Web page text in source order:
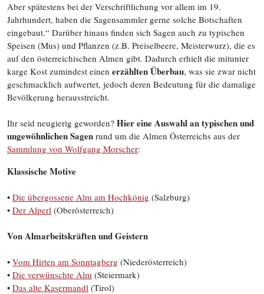
Aber spätestens bei der Verschriftlichung vor allem im 19.
Jahrhundert, haben die Sagensammler gerne solche Botschaften
eingebaut.“ Darüber hinaus finden sich Sagen auch zu typischen
Speisen (Mus) und Pflanzen (z.B. Preiselbeere, Meisterwurz), die es
auf den österreichischen Almen gibt. Dadurch erhielt die mitunter
karge Kost zumindest einen erzählten Überbau, was sie zwar nicht
geschmacklich aufwertet, jedoch deren Bedeutung für die damalige
Bevölkerung herausstreicht.
Ihr seid neugierig geworden? Hier eine Auswahl an typischen und
ungewöhnlichen Sagen rund um die Almen Österreichs aus der
Sammlung von Wolfgang Morscher:
Klassische Motive
• Die übergossene Alm am Hochkönig (Salzburg)
• Der Alperl (Oberösterreich)
Von Almarbeitskräften und Geistern
• Vom Hirten am Sonntagberg (Niederösterreich)
• Die verwünschte Alm (Steiermark)
• Das alte Kasermandl (Tirol)